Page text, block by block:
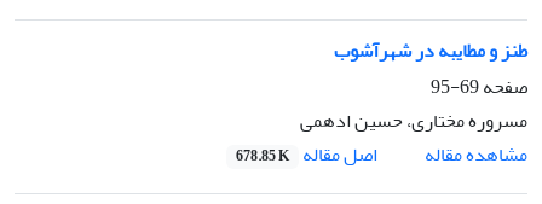
طنز و مطایبه در شهرآشوب
صفحه69-95
مسروره مختاری، حسین ادهمی
مشاهده مقاله
اصل مقاله 678.85 K